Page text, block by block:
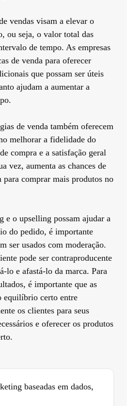
vendas visam a elevar o
ou seja, o valor total das
de tempo. As empresas
de venda para oferecer
que possam ser úteis
ajudam a aumentar a
de venda também oferecem
melhorar a fidelidade do
compra e a satisfação geral
vez, aumenta as chances de
comprar mais produtos no
e o upselling possam ajudar a
do pedido, é importante
ser usados ​​com moderação.
pode ser contraproducente
lo e afastá-lo da marca. Para
é importante que as
equilíbrio certo entre
os clientes para seus
e oferecer os produtos
baseadas em dados,